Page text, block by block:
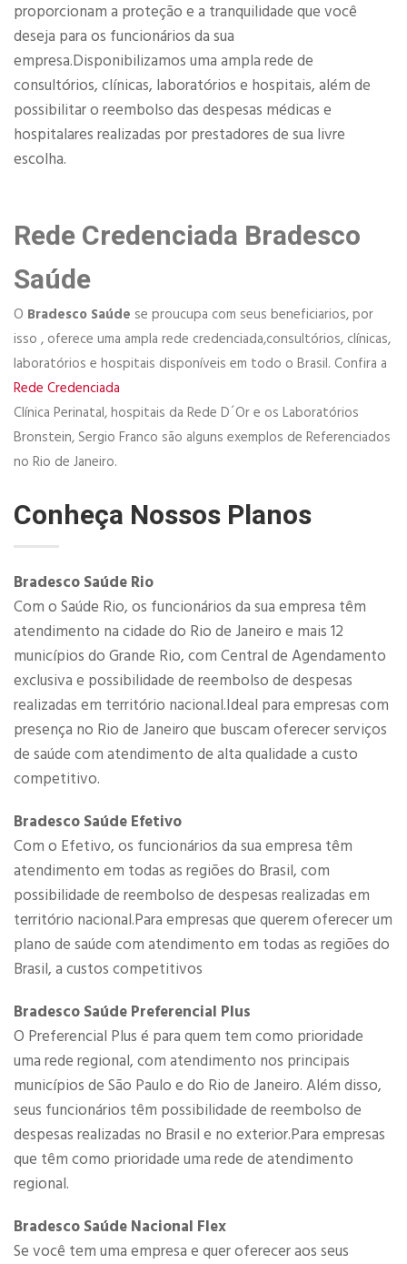
proporcionam a proteção e a tranquilidade que você
deseja para os funcionários da sua
empresa.Disponibilizamos uma ampla rede de
consultórios, clínicas, laboratórios e hospitais, além de
possibilitar o reembolso das despesas médicas e
hospitalares realizadas por prestadores de sua livre
escolha.
Rede Credenciada Bradesco
Saúde
O Bradesco Saúde se proucupa com seus beneficiarios, por
isso , oferece uma ampla rede credenciada,consultórios, clínicas,
laboratórios e hospitais disponíveis em todo o Brasil. Confira a
Rede Credenciada
Clínica Perinatal, hospitais da Rede D´Or e os Laboratórios
Bronstein, Sergio Franco são alguns exemplos de Referenciados
no Rio de Janeiro.
Conheça Nossos Planos
Bradesco Saúde Rio
Com o Saúde Rio, os funcionários da sua empresa têm
atendimento na cidade do Rio de Janeiro e mais 12
municípios do Grande Rio, com Central de Agendamento
exclusiva e possibilidade de reembolso de despesas
realizadas em território nacional.Ideal para empresas com
presença no Rio de Janeiro que buscam oferecer serviços
de saúde com atendimento de alta qualidade a custo
competitivo.
Bradesco Saúde Efetivo
Com o Efetivo, os funcionários da sua empresa têm
atendimento em todas as regiões do Brasil, com
possibilidade de reembolso de despesas realizadas em
território nacional.Para empresas que querem oferecer um
plano de saúde com atendimento em todas as regiões do
Brasil, a custos competitivos​
Bradesco Saúde Preferencial Plus
O Preferencial Plus é para quem tem como prioridade
uma rede regional, com atendimento nos principais
municípios de São Paulo e do Rio de Janeiro. Além disso,
seus funcionários têm possibilidade de reembolso de
despesas realizadas no Brasil e no exterior.Para empresas
que têm como prioridade uma rede de atendimento
regional.​
Bradesco Saúde Nacional Flex
Se você tem uma empresa e quer oferecer aos seus